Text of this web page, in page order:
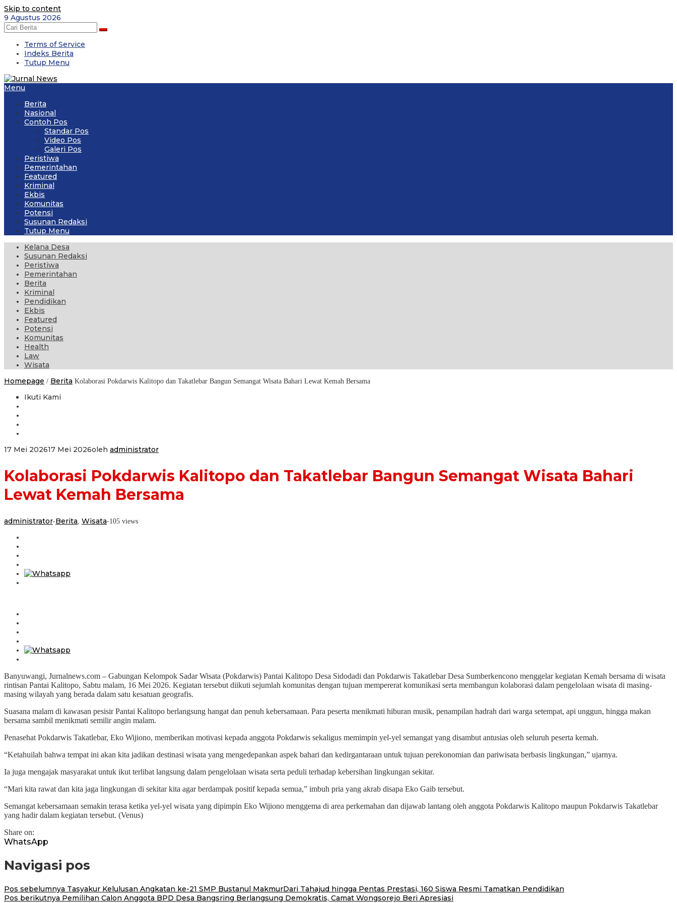
Skip to content
9 Agustus 2026
Terms of Service
Indeks Berita
Tutup Menu
Menu
Berita
Nasional
Contoh Pos
Standar Pos
Video Pos
Galeri Pos
Peristiwa
Pemerintahan
Featured
Kriminal
Ekbis
Komunitas
Potensi
Susunan Redaksi
Tutup Menu
Kelana Desa
Susunan Redaksi
Peristiwa
Pemerintahan
Berita
Kriminal
Pendidikan
Ekbis
Featured
Potensi
Komunitas
Health
Law
Wisata
Homepage / Berita Kolaborasi Pokdarwis Kalitopo dan Takatlebar Bangun Semangat Wisata Bahari Lewat Kemah Bersama
Ikuti Kami
17 Mei 202617 Mei 2026oleh administrator
Kolaborasi Pokdarwis Kalitopo dan Takatlebar Bangun Semangat Wisata Bahari
Lewat Kemah Bersama
administrator-Berita Wisata-105 views
Banyuwangi, Jurnalnews.com – Gabungan Kelompok Sadar Wisata (Pokdarwis) Pantai Kalitopo Desa Sidodadi dan Pokdarwis Takatlebar Desa Sumberkencono menggelar kegiatan Kemah bersama di wisata
rintisan Pantai Kalitopo, Sabtu malam, 16 Mei 2026. Kegiatan tersebut diikuti sejumlah komunitas dengan tujuan mempererat komunikasi serta membangun kolaborasi dalam pengelolaan wisata di masing-
masing wilayah yang berada dalam satu kesatuan geografis.
Suasana malam di kawasan pesisir Pantai Kalitopo berlangsung hangat dan penuh kebersamaan. Para peserta menikmati hiburan musik, penampilan hadrah dari warga setempat, api unggun, hingga makan
bersama sambil menikmati semilir angin malam.
Penasehat Pokdarwis Takatlebar, Eko Wijiono, memberikan motivasi kepada anggota Pokdarwis sekaligus memimpin yel-yel semangat yang disambut antusias oleh seluruh peserta kemah.
“Ketahuilah bahwa tempat ini akan kita jadikan destinasi wisata yang mengedepankan aspek bahari dan kedirgantaraan untuk tujuan perekonomian dan pariwisata berbasis lingkungan,” ujarnya.
Ia juga mengajak masyarakat untuk ikut terlibat langsung dalam pengelolaan wisata serta peduli terhadap kebersihan lingkungan sekitar.
“Mari kita rawat dan kita jaga lingkungan di sekitar kita agar berdampak positif kepada semua,” imbuh pria yang akrab disapa Eko Gaib tersebut.
Semangat kebersamaan semakin terasa ketika yel-yel wisata yang dipimpin Eko Wijiono menggema di area perkemahan dan dijawab lantang oleh anggota Pokdarwis Kalitopo maupun Pokdarwis Takatlebar
yang hadir dalam kegiatan tersebut. (Venus)
Share on:
WhatsApp
Navigasi pos
Pos sebelumnya Tasyakur Kelulusan Angkatan ke-21 SMP Bustanul MakmurDari Tahajud hingga Pentas Prestasi, 160 Siswa Resmi Tamatkan Pendidikan
Pos berikutnya Pemilihan Calon Anggota BPD Desa Bangsring Berlangsung Demokratis, Camat Wongsorejo Beri Apresiasi